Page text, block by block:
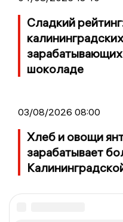
Сладкий
шоколаде
03/08/2026 08:00
Хлеб и овощи
зарабатывает